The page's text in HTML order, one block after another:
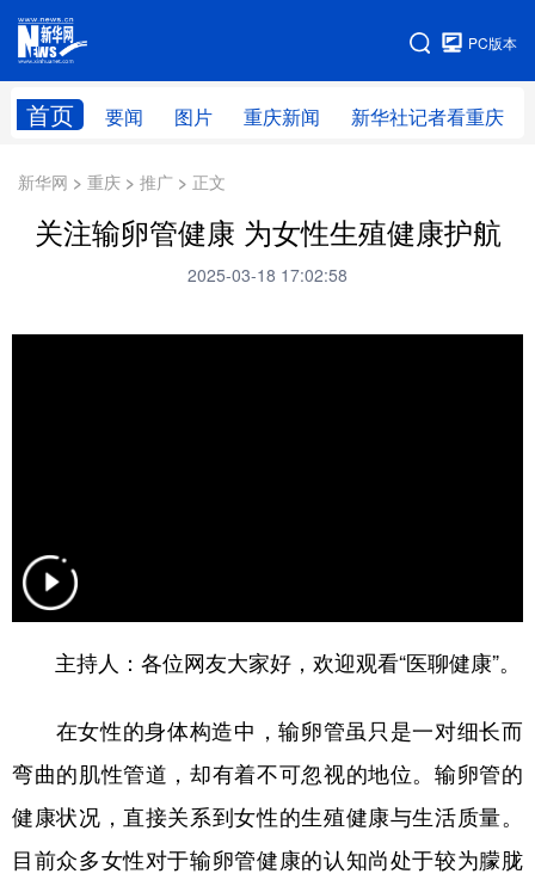
PC版本
首页 要闻 图片 重庆新闻 新华社记者看重庆
网站地图
新华网 > 重庆 > 推广 > 正文
关注输卵管健康 为女性生殖健康护航
2025-03-18 17:02:58
主持人： 各位网友大家好，欢迎观看“医聊健康”。
在女性的身体构造中，输卵管虽只是一对细长而
弯曲的肌性管道，却有着不可忽视的地位。输卵管的
健康状况，直接关系到女性的生殖健康与生活质量。
目前众多女性对于输卵管健康的认知尚处于较为朦胧